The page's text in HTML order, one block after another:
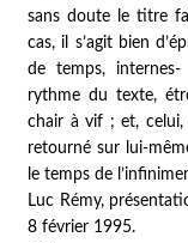
sans doute le titre
cas, il s’agit bien
de temps,
rythme du texte,
chair à vif ; et, celui,
retourné sur lui-
le temps de
Luc Rémy,
8 février 1995.